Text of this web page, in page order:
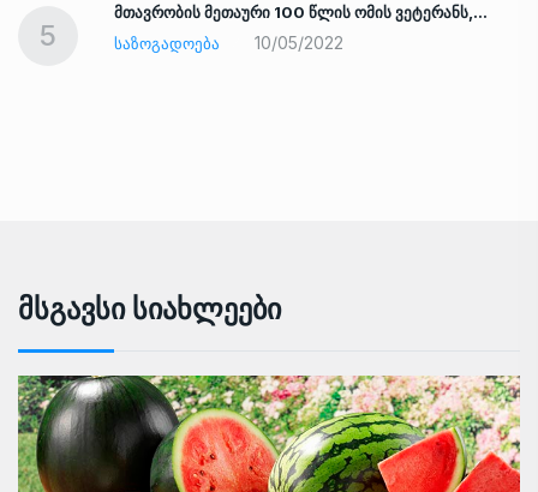
5
მთავრობის მეთაური 100 წლის ომის ვეტერანს,…
ᲡᲐᲖᲝᲒᲐᲓᲝᲔᲑᲐ
10/05/2022
Მსგავსი Სიახლეები